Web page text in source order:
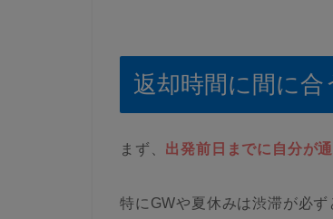
返却時間に間に
まず、 出発前日までに自分が
特にGWや夏休みは渋滞が必